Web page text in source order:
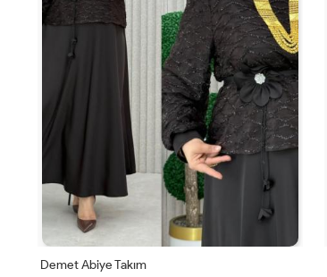
Demet Abiye Takım